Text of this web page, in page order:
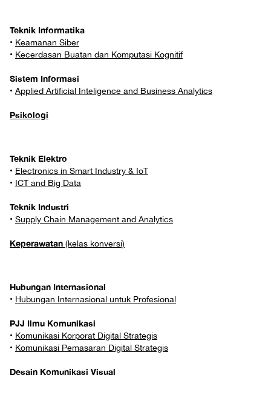
Teknik Informatika
• Keamanan Siber
• Kecerdasan Buatan dan Komputasi Kognitif
Sistem Informasi
• Applied Artificial Inteligence and Business Analytics
Psikologi
Teknik Elektro
• Electronics in Smart Industry & IoT
• ICT and Big Data
Teknik Industri
• Supply Chain Management and Analytics
Keperawatan (kelas konversi)
Hubungan Internasional
• Hubungan Internasional untuk Profesional
PJJ Ilmu Komunikasi
• Komunikasi Korporat Digital Strategis
• Komunikasi Pemasaran Digital Strategis
Desain Komunikasi Visual